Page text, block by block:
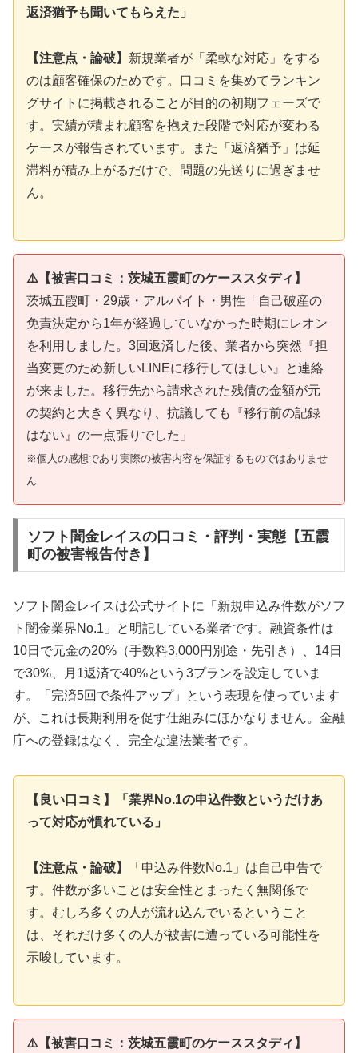
返済猶予も聞いてもらえた」
【注意点・論破】 新規業者が「柔軟な対応」をする
のは顧客確保のためです。口コミを集めてランキン
グサイトに掲載されることが目的の初期フェーズで
す。実績が積まれ顧客を抱えた段階で対応が変わる
ケースが報告されています。また「返済猶予」は延
滞料が積み上がるだけで、問題の先送りに過ぎませ
ん。
⚠️【被害口コミ：茨城五霞町のケーススタディ】
茨城五霞町・29歳・アルバイト・男性「自己破産の
免責決定から1年が経過していなかった時期にレオン
を利用しました。3回返済した後、業者から突然『担
当変更のため新しいLINEに移行してほしい』と連絡
が来ました。移行先から請求された残債の金額が元
の契約と大きく異なり、抗議しても『移行前の記録
はない』の一点張りでした」
※個人の感想であり実際の被害内容を保証するものではありませ
ん
ソフト闇金レイスの口コミ・評判・実態【五霞
町の被害報告付き】
ソフト闇金レイスは公式サイトに「新規申込み件数がソフ
ト闇金業界No.1」と明記している業者です。融資条件は
10日で元金の20%（手数料3,000円別途・先引き）、14日
で30%、月1返済で40%という3プランを設定していま
す。「完済5回で条件アップ」という表現を使っています
が、これは長期利用を促す仕組みにほかなりません。金融
庁への登録はなく、完全な違法業者です。
【良い口コミ】「業界No.1の申込件数というだけあ
って対応が慣れている」
【注意点・論破】
「申込み件数No.1」は自己申告で
す。件数が多いことは安全性とまったく無関係で
す。むしろ多くの人が流れ込んでいるということ
は、それだけ多くの人が被害に遭っている可能性を
示唆しています。
⚠️【被害口コミ：茨城五霞町のケーススタディ】